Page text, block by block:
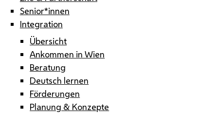
Senior*innen
Integration
Übersicht
Ankommen in Wien
Beratung
Deutsch lernen
Förderungen
Planung & Konzepte